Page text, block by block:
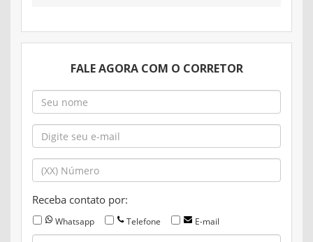
FALE AGORA COM O CORRETOR
Receba contato por:
Whatsapp Telefone E-mail